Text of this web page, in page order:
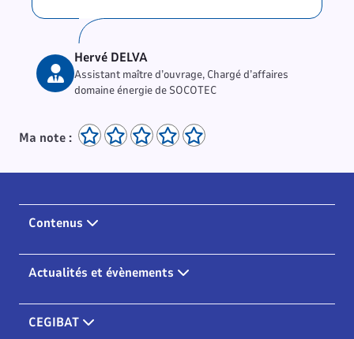
Hervé DELVA
Assistant maître d’ouvrage, Chargé d’affaires
domaine énergie de SOCOTEC
Ma note :
Contenus
Actualités et évènements
CEGIBAT